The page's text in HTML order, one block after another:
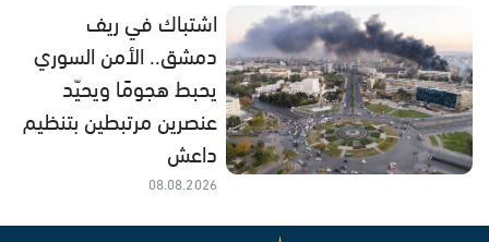
اشتباك في ريف
دمشق.. الأمن السوري
يحبط هجومًا ويحيّد
عنصرين مرتبطين بتنظيم
داعش
08.08.2026